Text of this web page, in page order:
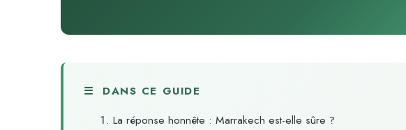
☰ DANS CE GUIDE
La réponse honnête : Marrakech est-elle sûre ?